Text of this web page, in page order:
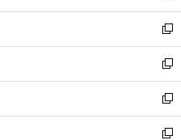
ウ
で
開
く
ン
ド
ウ
で
開
く
ウ
ィ
ン
ド
ウ
で
開
く
し
い
ウ
ィ
ン
ド
ウ
で
新
し
い
ウ
ィ
ン
ド
新
し
い
ウ
ィ
新
し
い
新